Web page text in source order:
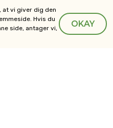
er gratis, uanset hvor
så du ved, hvad
at vi giver dig den
Hvis du
side, antager vi,
OKAY